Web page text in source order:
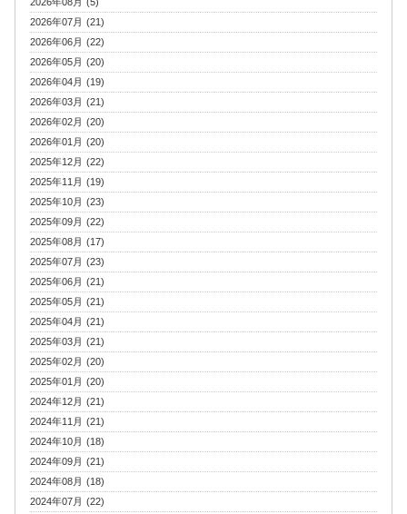
2026年07月 (21)
2026年06月 (22)
2026年05月 (20)
2026年04月 (19)
2026年03月 (21)
2026年02月 (20)
2026年01月 (20)
2025年12月 (22)
2025年11月 (19)
2025年10月 (23)
2025年09月 (22)
2025年08月 (17)
2025年07月 (23)
2025年06月 (21)
2025年05月 (21)
2025年04月 (21)
2025年03月 (21)
2025年02月 (20)
2025年01月 (20)
2024年12月 (21)
2024年11月 (21)
2024年10月 (18)
2024年09月 (21)
2024年08月 (18)
2024年07月 (22)